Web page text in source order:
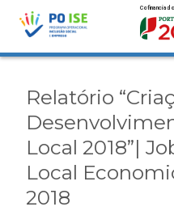
Saltar para o conteúdo
2018”| Job
Development
Relatório
Local 2018”|
Local
2018